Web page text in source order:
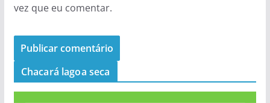
vez que eu comentar.
Chacará lagoa seca